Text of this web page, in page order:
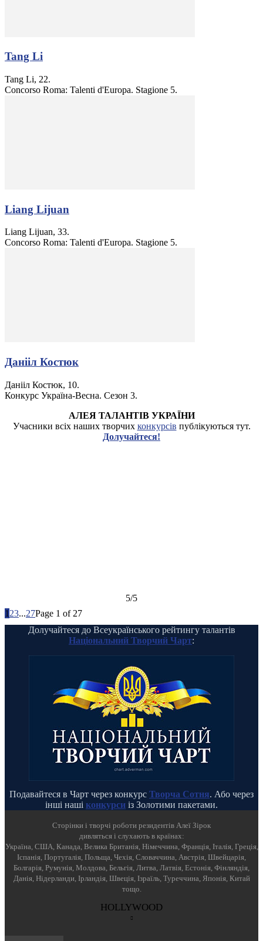
Tang Li
Tang Li, 22.
Concorso Roma: Talenti d'Europa. Stagione 5.
Liang Lijuan
Liang Lijuan, 33.
Concorso Roma: Talenti d'Europa. Stagione 5.
Данііл Костюк
Данііл Костюк, 10.
Конкурс Україна-Весна. Сезон 3.
АЛЕЯ ТАЛАНТІВ УКРАЇНИ
Учасники всіх наших творчих конкурсів публікуються тут.
Долучайтеся!
5/5
1 23...27Page 1 of 27
Долучайтеся до Всеукраїнського рейтингу талантів
Національний Творчий Чарт:
Подавайтеся в Чарт через конкурс Творча Сотня. Або через
інші наші конкурси із Золотими пакетами.
Cторінки і творчі роботи резидентів Алеї Зірок
дивляться і слухають в країнах:
Україна, США, Канада, Велика Британія, Німеччина, Франція, Італія, Греція,
Іспанія, Португалія, Польща, Чехія, Словаччина, Австрія, Швейцарія,
Болгарія, Румунія, Молдова, Бельгія, Литва, Латвія, Естонія, Фінляндія,
Данія, Нідерланди, Ірландія, Швеція, Ізраїль, Туреччина, Японія, Китай
тощо.
HOLLYWOOD